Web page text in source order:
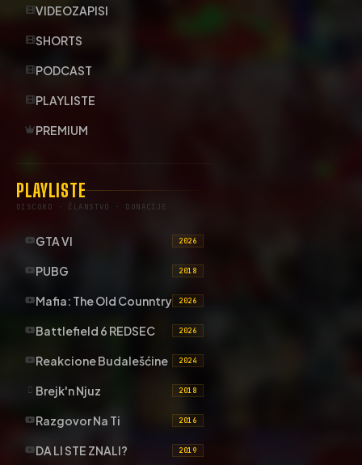
VIDEOZAPISI
SHORTS
PODCAST
PLAYLISTE
PREMIUM
PLAYLISTE
DISCORD · ČLANSTVO · DONACIJE
GTA VI 2026
PUBG 2018
Mafia: The Old Counntry 2026
Battlefield 6 REDSEC 2026
Reakcione Budalešćine 2024
Brejk'n Njuz 2018
Razgovor Na Ti 2016
DA LI STE ZNALI? 2019